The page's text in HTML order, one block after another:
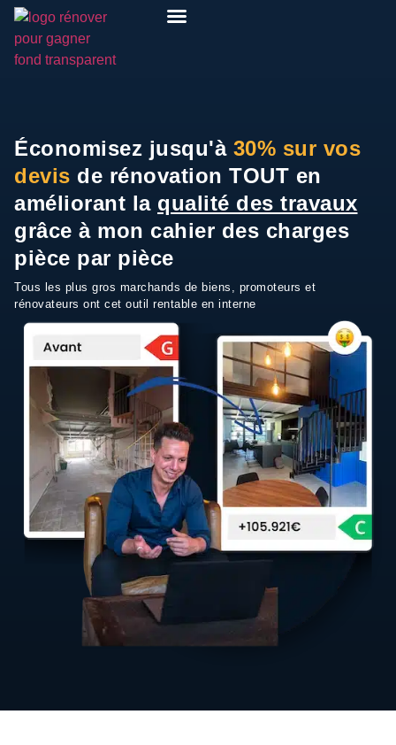
Économisez jusqu'à 30% sur vos
devis de rénovation TOUT en
améliorant la qualité des travaux
grâce à mon cahier des charges
pièce par pièce
Tous les plus gros marchands de biens, promoteurs et
rénovateurs ont cet outil rentable en interne